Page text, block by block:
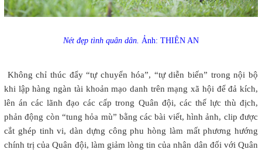
Nét đẹp tình quân dân. Ảnh: THIÊN AN
Không chỉ thúc đẩy “tự chuyển hóa”, “tự diễn biến” trong nội bộ
khi lập hàng ngàn tài khoản mạo danh trên mạng xã hội để đả kích,
lên án các lãnh đạo các cấp trong Quân đội, các thế lực thù địch,
phản động còn “tung hỏa mù” bằng các bài viết, hình ảnh, clip được
cắt ghép tinh vi, dàn dựng công phu hòng làm mất phương hướng
chính trị của Quân đội, làm giảm lòng tin của nhân dân đối với Quân